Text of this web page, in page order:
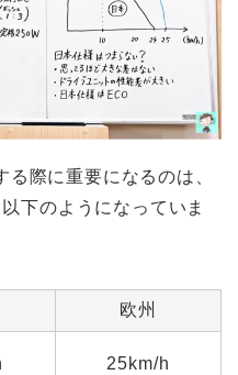
際に重要になるのは、
下のようになっていま
欧州
25km/h